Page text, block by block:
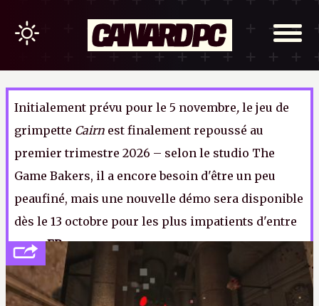
Initialement prévu pour le 5 novembre, le jeu de
grimpette Cairn est finalement repoussé au
premier trimestre 2026 – selon le studio The
Game Bakers, il a encore besoin d'être un peu
peaufiné, mais une nouvelle démo sera disponible
dès le 13 octobre pour les plus impatients d'entre
vous.ER.